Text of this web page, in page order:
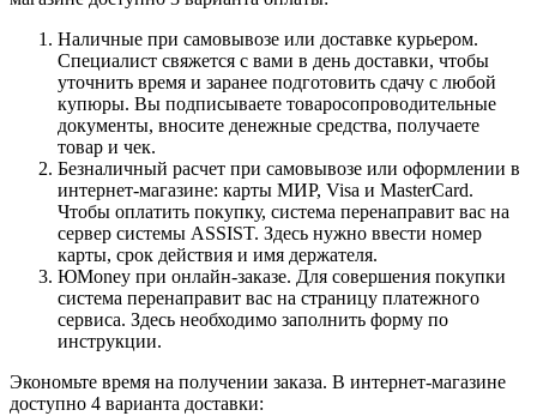
Наличные при самовывозе или доставке курьером.
Специалист свяжется с вами в день доставки, чтобы
уточнить время и заранее подготовить сдачу с любой
купюры. Вы подписываете товаросопроводительные
документы, вносите денежные средства, получаете
товар и чек.
Безналичный расчет при самовывозе или оформлении в
интернет-магазине: карты МИР, Visa и MasterCard.
Чтобы оплатить покупку, система перенаправит вас на
сервер системы ASSIST. Здесь нужно ввести номер
карты, срок действия и имя держателя.
ЮMoney при онлайн-заказе. Для совершения покупки
система перенаправит вас на страницу платежного
сервиса. Здесь необходимо заполнить форму по
инструкции.
Экономьте время на получении заказа. В интернет-магазине
доступно 4 варианта доставки: